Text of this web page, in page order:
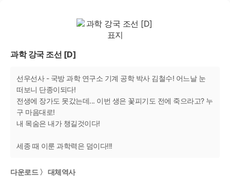
과학 강국 조선 [D]
선우선사 - 국방 과학 연구소 기계 공학 박사 김철수! 어느날 눈
떠보니 단종이되다!
전생에 장가도 못갔는데... 이번 생은 꽃피기도 전에 죽으라고? 누
구 마음대로!
내 목숨은 내가 챙길것이다!
세종 때 이룬 과학력은 덤이다!!!
다운로드 〉 대체역사